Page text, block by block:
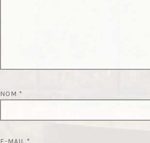
NOM *
E-MAIL *